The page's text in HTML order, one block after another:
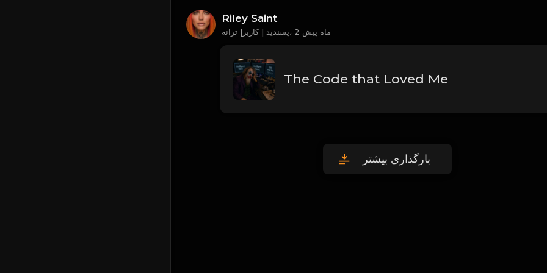
Riley Saint
پسندید | کاربر| ترانه، 2 ماه پیش
The Code that Loved Me
بارگذاری بیشتر